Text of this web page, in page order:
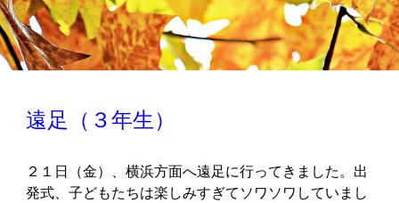
遠足 （ ３年生）
２１ 日（金）、横浜方面へ遠足に行ってきました。出
発式、子どもたちは楽しみすぎてソワソワしていまし